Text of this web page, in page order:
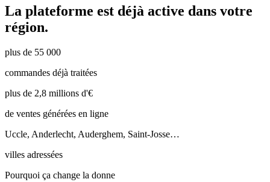
La plateforme est déjà active dans votre
région.
plus de 55 000
commandes déjà traitées
plus de 2,8 millions d'€
de ventes générées en ligne
Uccle, Anderlecht, Auderghem, Saint-Josse…
villes adressées
Pourquoi ça change la donne